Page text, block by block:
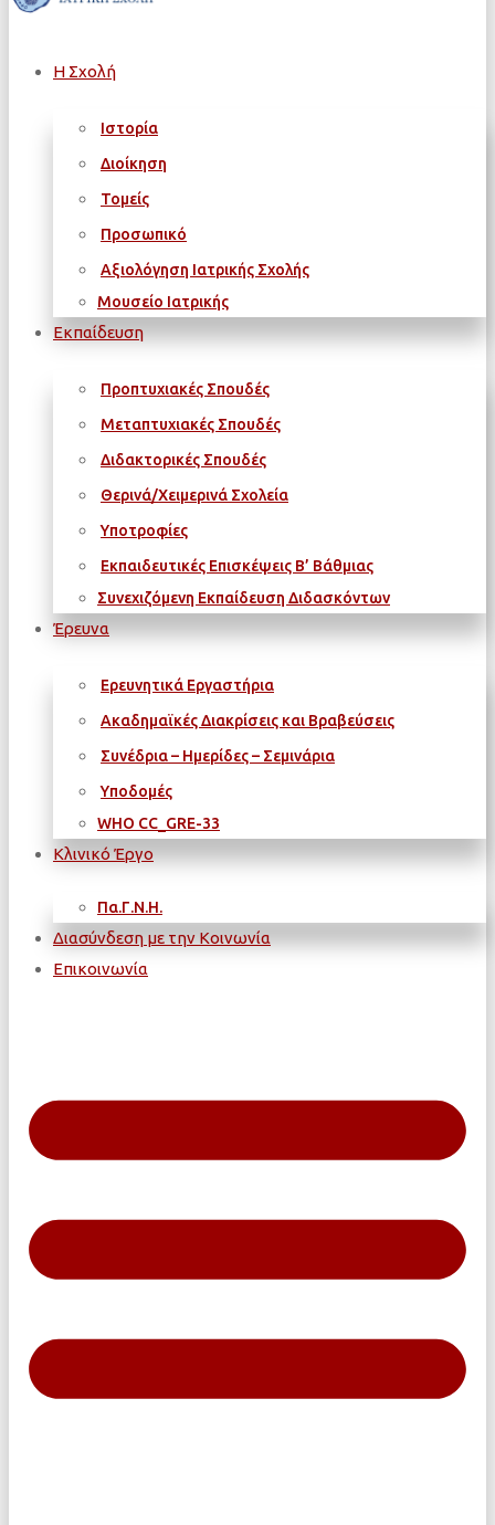
Η Σχολή
Ιστορία
Διοίκηση
Τομείς
Προσωπικό
Αξιολόγηση Ιατρικής Σχολής
Μουσείο Ιατρικής
Εκπαίδευση
Προπτυχιακές Σπουδές
Μεταπτυχιακές Σπουδές
Διδακτορικές Σπουδές
Θερινά/Χειμερινά Σχολεία
Υποτροφίες
Εκπαιδευτικές Επισκέψεις Β’ Βάθμιας
Συνεχιζόμενη Εκπαίδευση Διδασκόντων
Έρευνα
Ερευνητικά Εργαστήρια
Ακαδημαϊκές Διακρίσεις και Βραβεύσεις
Συνέδρια – Ημερίδες – Σεμινάρια
Υποδομές
WΗΟ CC_GRE-33
Κλινικό Έργο
Πα.Γ.Ν.Η.
Διασύνδεση με την Κοινωνία
Επικοινωνία